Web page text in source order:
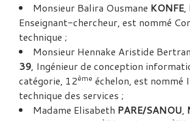
Monsieur Balira Ousmane KONFE,
Enseignant-chercheur, est nommé
technique ;
Monsieur Hennake Aristide
39, Ingénieur de conception
catégorie, 12ème échelon, est nommé
technique des services ;
Madame Elisabeth PARE/SANOU,